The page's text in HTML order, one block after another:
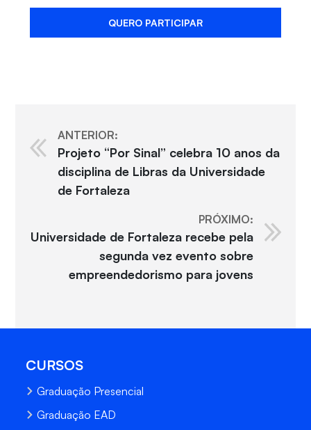
QUERO PARTICIPAR
ANTERIOR:
Projeto “Por Sinal” celebra 10 anos da
disciplina de Libras da Universidade
de Fortaleza
PRÓXIMO:
Universidade de Fortaleza recebe pela
segunda vez evento sobre
empreendedorismo para jovens
CURSOS
Graduação Presencial
Graduação EAD